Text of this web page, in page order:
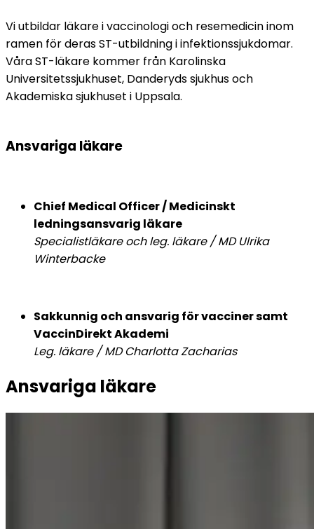
Vi utbildar läkare i vaccinologi och resemedicin inom
ramen för deras ST-utbildning i infektionssjukdomar.
Våra ST-läkare kommer från Karolinska
Universitetssjukhuset, Danderyds sjukhus och
Akademiska sjukhuset i Uppsala.
Ansvariga läkare
Chief Medical Officer / Medicinskt
ledningsansvarig läkare
Specialistläkare och leg. läkare / MD Ulrika
Winterbacke
Sakkunnig och ansvarig för vacciner samt
VaccinDirekt Akademi
Leg. läkare / MD Charlotta Zacharias
Ansvariga läkare